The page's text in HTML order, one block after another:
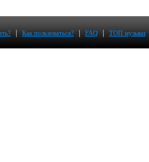
| Как пользоваться? | FAQ | ТОП музыки